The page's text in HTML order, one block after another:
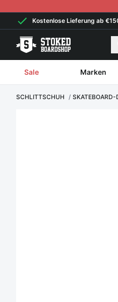
Kostenlose Lieferung ab
Sale Marken
SCHLITTSCHUH SKATEBOARD-